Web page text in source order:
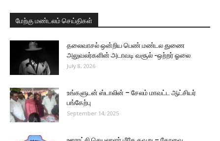
மேற்கு மண்டலம் செய்திகள்
தலைவாசல் ஒன்றிய பெண் மண்டல துணை
அலுவலர்களின் அடாவடி வசூல் -ஒற்றர் ஓலை
July 8, 2026
உங்களுடன் ஸ்டாலின் – சேலம் மாவட்ட ஆட்சியர்
பங்கேற்பு
September 14, 2025